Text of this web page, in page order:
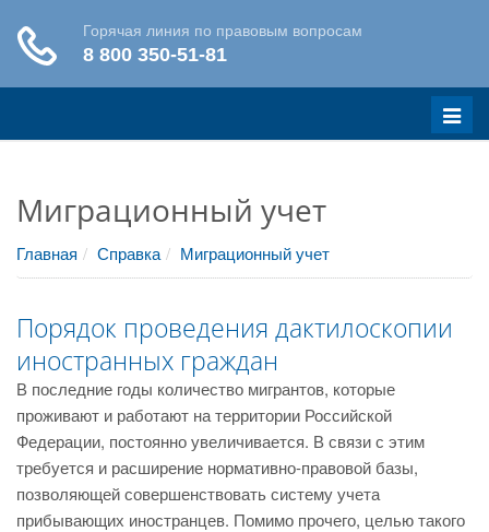
Меню
Миграционный учет
Главная Справка Миграционный учет
Порядок проведения дактилоскопии
иностранных граждан
В последние годы количество мигрантов, которые
проживают и работают на территории Российской
Федерации, постоянно увеличивается. В связи с этим
требуется и расширение нормативно-правовой базы,
позволяющей совершенствовать систему учета
прибывающих иностранцев. Помимо прочего, целью такого